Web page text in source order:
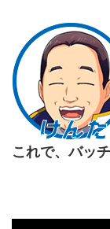
これで、バッ